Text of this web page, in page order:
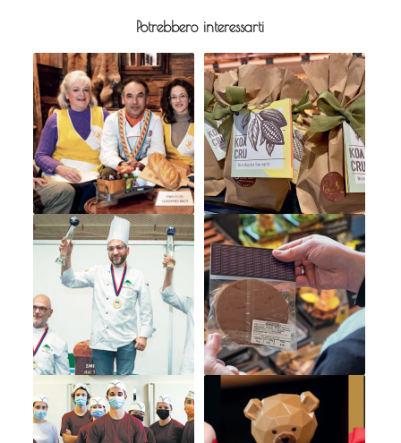
Potrebbero interessarti